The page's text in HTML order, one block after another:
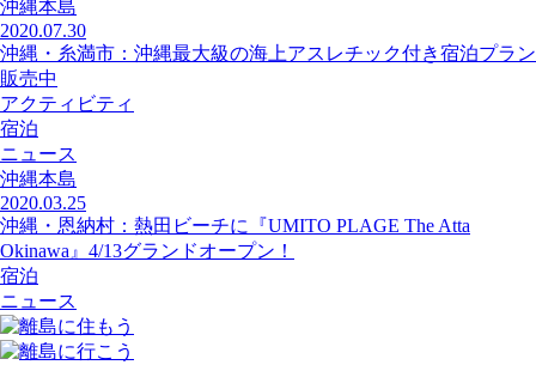
沖縄本島
2020.07.30
沖縄・糸満市：沖縄最大級の海上アスレチック付き宿泊プラン
販売中
アクティビティ
宿泊
ニュース
沖縄本島
2020.03.25
沖縄・恩納村：熱田ビーチに『UMITO PLAGE The Atta
Okinawa』4/13グランドオープン！
宿泊
ニュース